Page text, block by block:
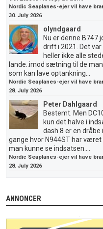
Nordic Seaplanes-ejer vil have
30. July 2026
olyndgaard
Nu er denne B747
drift i 2021. Det
heller ikke alle
lande..imod sætning til de
som kan lave optankning...
Nordic Seaplanes-ejer vil have
28. July 2026
Peter Dahlgaard
Bestemt. Men
kun det halve i
dash 8 er en dråbe
gange hvor N944ST har været
man kunne se indsatsen....
Nordic Seaplanes-ejer vil have
28. July 2026
ANNONCER